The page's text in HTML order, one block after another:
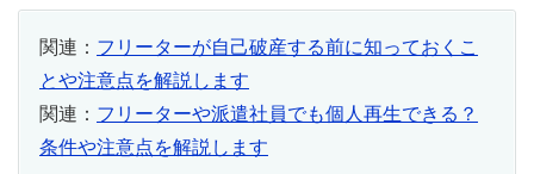
関連： フリーターが自己破産する前に知っておくこ
とや注意点を解説します
関連： フリーターや派遣社員でも個人再生できる？
条件や注意点を解説します